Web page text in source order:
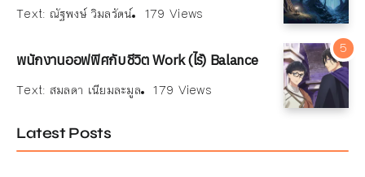
Text: ณัฐพงษ์ วิมลรัตน์ 179 Views
พนักงานออฟฟิศกับชีวิต Work (ไร้) Balance
Text: สมลดา เนียมละมูล 179 Views
Latest Posts